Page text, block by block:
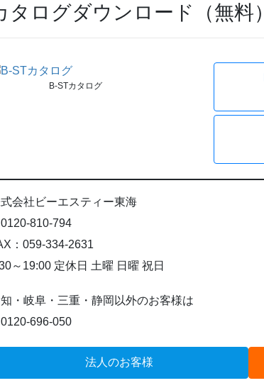
タログダウンロード（無料）
B-STカタログ
会社ビーエスティー東海
0120-810-794
：059-334-2631
～19:00 定休日 土曜 日曜 祝日
・岐阜・三重・静岡以外のお客様は
0120-696-050
法人のお客様